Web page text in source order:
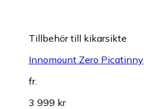
Tillbehör till kikarsikte
Innomount Zero Picatinny
fr.
3 999 kr